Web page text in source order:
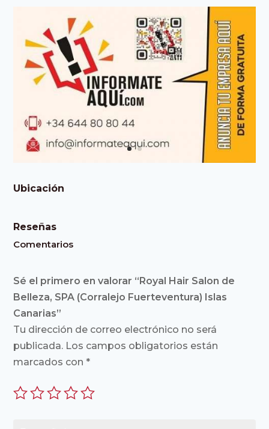
Ubicación
Reseñas
Comentarios
Sé el primero en valorar “Royal Hair Salon de
Belleza, SPA (Corralejo Fuerteventura) Islas
Canarias”
Tu dirección de correo electrónico no será
publicada. Los campos obligatorios están
marcados con*